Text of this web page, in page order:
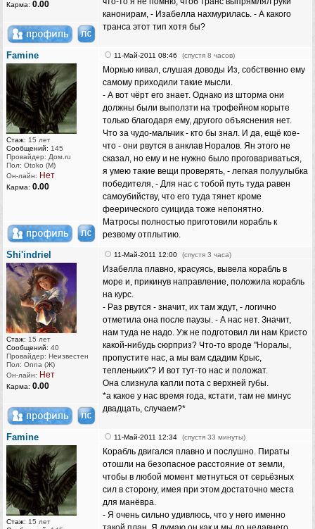
Карма: 0.00
канонирам, - Изабелла нахмурилась. - А какого
транса этот тип хотя бы?
Famine
Стаж: 15 лет
Сообщений: 145
Провайдер: Дом.ru
Пол: Otoko (M)
Он-лайн: Нет
Карма: 0.00
11-Май-2011 08:46 (спустя 8 часов)
Моркью кивал, слушая доводы Из, собственно ему
самому приходили такие мысли.
- А вот чёрт его знает. Однако из шторма они
должны были выползти на трофейном корыте
только благодаря ему, другого объяснения нет.
Что за чудо-мальчик - кто бы знал. И да, ещё кое-
что - они рвутся в анклав Норалов. Ян этого не
сказал, но ему и не нужно было проговариваться,
я умею такие вещи проверять, - легкая полуулыбка
победителя, - Для нас с тобой путь туда равен
самоубийству, что его туда тянет кроме
феерического суицида тоже непонятно.
Матросы полностью приготовили корабль к
резвому отплытию.
Shi'indriel
Стаж: 15 лет
Сообщений: 40
Провайдер: Неизвестен
Пол: Onna (Ж)
Он-лайн: Нет
Карма: 0.00
11-Май-2011 12:00 (спустя 3 часа)
Изабелла плавно, красуясь, вывела корабль в
море и, прикинув направление, положила корабль
на курс.
- Раз рвутся - значит, их там ждут, - логично
отметила она после паузы. - А нас нет. Значит,
нам туда не надо. Уж не подготовил ли нам Кристо
какой-нибудь сюрприз? Что-то вроде "Норалы,
пропустите нас, а мы вам сдадим Крыс,
тепленьких"? И вот тут-то нас и положат.
Она слизнула капли пота с верхней губы.
*а какое у нас время года, кстати, там не минус
двадцать, случаем?*
Famine
Стаж: 15 лет
11-Май-2011 12:34 (спустя 33 минуты)
Корабль двигался плавно и послушно. Пираты
отошли на безопасное расстояние от земли,
чтобы в любой момент метнуться от серьёзных
сил в сторону, имея при этом достаточно места
для манёвра.
- Я очень сильно удивлюсь, что у него именно